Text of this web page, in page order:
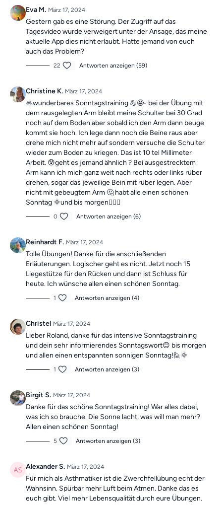
Die Übungen bilden insgesamt ein Ganzkörpertraining mit
verschiedenen Schwerpunkten und sind somit die ideale
Grundlage für ein schmerzfreies, gesundesundbewegliches
Leben.
Übungseinheiten sind unabhängig voneinander. In der
Kategorie“Vergangene Trainings des Tages”
jederzeitalle vergangen Einheiten.
Eva M. März 17, 2024
Gestern gab es eine Störung. Der Zugriff auf das
Tagesvideo wurde verweigert unter der Ansage, das meine
aktuelle App dies nicht erlaubt. Hatte jemand von euch
auch das Problem?
22 Antworten anzeigen (59)
Christine K. März 17, 2024
🙏wunderbares Sonntagstraining 💪🤩- bei der Übung mit
dem rausgelegten Arm bleibt meine Schulter bei 30 Grad
noch auf dem Boden aber sobald ich den Arm dann beuge
kommt sie hoch. Ich lege dann noch die Beine raus aber
drehe mich nicht mehr auf sondern versuche die Schulter
wieder zum Boden zu kriegen. Das ist 10 tel Millimeter
Arbeit. 😰geht es jemand ähnlich ? Bei ausgestrecktem
Arm kann ich mich ganz weit nach rechts oder links rüber
drehen, sogar das jeweilige Bein mit rüber legen. Aber
nicht mit gebeugtem Arm 🤔 habt alle einen schönen
Sonntag 🌞und bis morgen🙋🏼‍♀️
0 Antworten anzeigen (6)
Reinhardt F. März 17, 2024
Tolle Übungen! Danke für die anschließenden
Erläuterungen. Logischer geht es nicht. Jetzt noch 15
Liegestütze für den Rücken und dann ist Schluss für
heute. Ich wünsche allen einen schönen Sonntag.
1 Antworten anzeigen (4)
Christel März 17, 2024
Lieber Roland, danke für das intensive Sonntagstraining
und dein sehr informierendes Sonntagswort😊 bis morgen
und allen einen entspannten sonnigen Sonntag!🙋🌞
1 Antworten anzeigen (3)
Birgit S. März 17, 2024
Danke für das schöne Sonntagstraining! War alles dabei,
was ich so brauche. Die Sonne lacht, was will man mehr?
Allen einen schönen Sonntag!
5 Antworten anzeigen (3)
Alexander S. März 17, 2024
Für mich als Asthmatiker ist die Zwerchfellübung echt der
Wahnsinn. Spürbar mehr Luft beim Atmen. Danke das es
euch gibt. Viel mehr Lebensqualität durch eure Übungen.